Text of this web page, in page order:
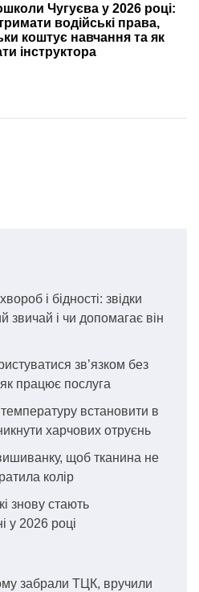
Чугуєва у 2026 році:
водійські права,
коштує навчання та як
інструктора
і бідності: звідки
звичай і чи допомагає він
зв’язком без
працює послуга
встановити в
харчових отруєнь
щоб тканина не
колір
знову стають
у 2026 році
забрали ТЦК, вручили